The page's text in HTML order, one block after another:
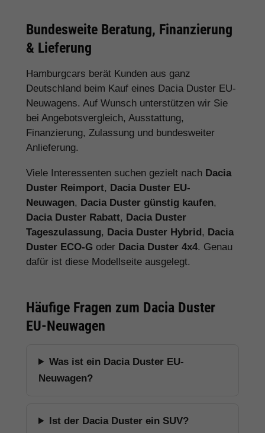
Bundesweite Beratung, Finanzierung
& Lieferung
Hamburgcars berät Kunden aus ganz
Deutschland beim Kauf eines Dacia Duster EU-
Neuwagens. Auf Wunsch unterstützen wir Sie
bei Angebotsvergleich, Ausstattung,
Finanzierung, Zulassung und bundesweiter
Anlieferung.
Viele Interessenten suchen gezielt nach Dacia
Duster Reimport, Dacia Duster EU-
Neuwagen, Dacia Duster günstig kaufen,
Dacia Duster Rabatt, Dacia Duster
Tageszulassung, Dacia Duster Hybrid, Dacia
Duster ECO-G oder Dacia Duster 4x4. Genau
dafür ist diese Modellseite ausgelegt.
Häufige Fragen zum Dacia Duster
EU-Neuwagen
Was ist ein Dacia Duster EU-
Neuwagen?
Ist der Dacia Duster ein SUV?